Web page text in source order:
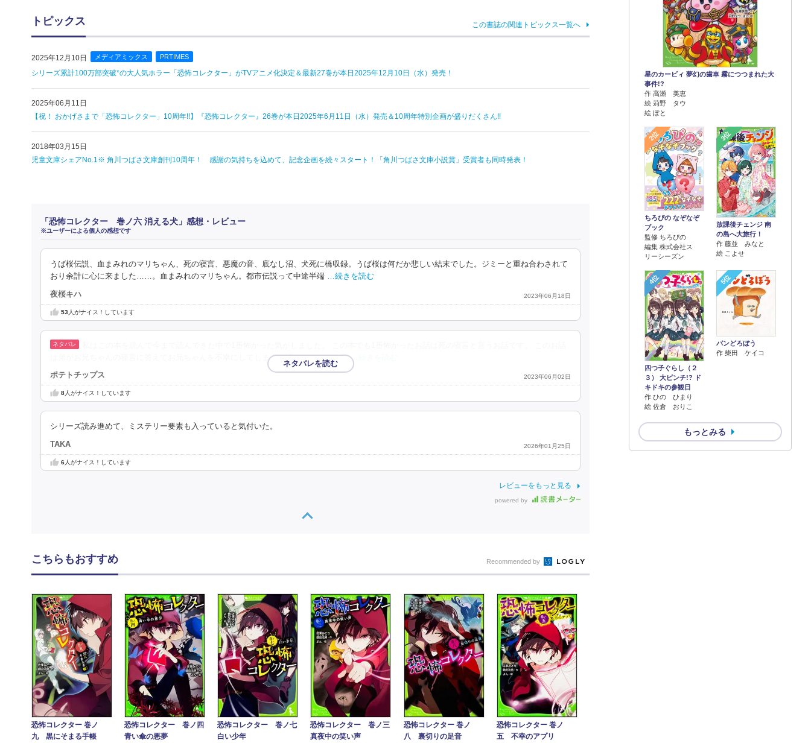
トピックス この書誌の関連トピックス一覧へ
2025年12月10日 メディアミックス PRTIMES
シリーズ累計100万部突破*の大人気ホラー「恐怖コレクター」がTVアニメ化決定＆最新27巻が本日2025年12月10日（水）発売！
2025年06月11日
【祝！ おかげさまで「恐怖コレクター」10周年!!】『恐怖コレクター』26巻が本日2025年6月11日（水）発売＆10周年特別企画が盛りだくさん!!
2018年03月15日
児童文庫シェアNo.1※ 角川つばさ文庫創刊10周年！ 感謝の気持ちを込めて、記念企画を続々スタート！「角川つばさ文庫小説賞」受賞者も同時発表！
「恐怖コレクター 巻ノ六 消える犬」感想・レビュー
※ユーザーによる個人の感想です
うば桜伝説、血まみれのマリちゃん、死の寝言、悪魔の音、底なし沼、犬死に橋収録。うば桜は何だか悲しい結末でした。ジミーと重ね合わされて
おり余計に心に来ました……。血まみれのマリちゃん。都市伝説って中途半端 …続きを読む
夜桜キハ 2023年06月18日
53人がナイス！しています
は弟がお兄ちゃんの寝言に答えてお兄ちゃんを不幸にしてしまうお話なのですがお兄 …続きを読む
ポテトチップス 2023年06月02日
8人がナイス！しています
シリーズ読み進めて、ミステリー要素も入っていると気付いた。
TAKA 2026年01月25日
6人がナイス！しています
レビューをもっと見る
powered by
星のカービィ 夢幻の歯車 霧につつまれた大
事件!?
作 高瀬 美恵
絵 苅野 タウ
絵 ぽと
2位
ちろぴの なぞなぞ
ブック
監修 ちろぴの
編集 株式会社ス
リーシーズン
3位
放課後チェンジ 南
の島へ大旅行！
作 藤並 みなと
絵 こよせ
4位
四つ子ぐらし（２
３） 大ピンチ!? ド
キドキの参観日
作 ひの ひまり
絵 佐倉 おりこ
5位
パンどろぼう
作 柴田 ケイコ
もっとみる
こちらもおすすめ Recommended by
恐怖コレクター 巻ノ
九 黒にそまる手帳
恐怖コレクター 巻ノ四
青い傘の悪夢
恐怖コレクター 巻ノ七
白い少年
恐怖コレクター 巻ノ三
真夜中の笑い声
恐怖コレクター 巻ノ
八 裏切りの足音
恐怖コレクター 巻ノ
五 不幸のアプリ